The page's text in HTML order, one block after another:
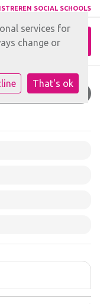
SOCIAL SCHOOLS
BASIS
services for
change or
That's ok